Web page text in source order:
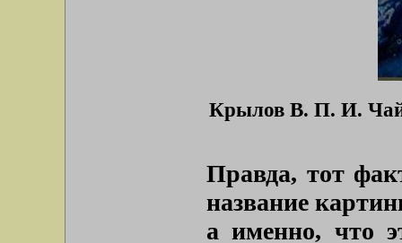
Крылов В. П. И.
Правда, тот
название
а именно, что